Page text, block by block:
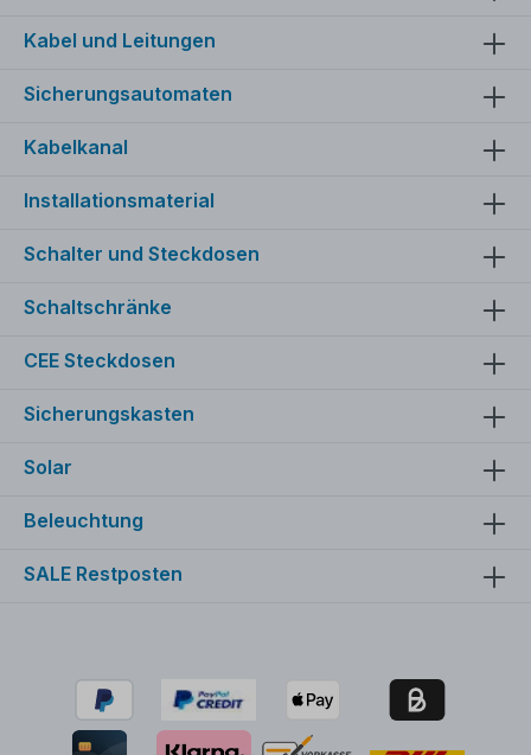
Kabel und Leitungen
Sicherungsautomaten
Kabelkanal
Installationsmaterial
Schalter und Steckdosen
Schaltschränke
CEE Steckdosen
Sicherungskasten
Solar
Beleuchtung
SALE Restposten